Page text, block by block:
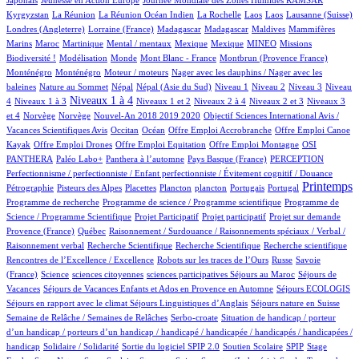
Kyrgyzstan
5/875 La Réunion
3/875 La Réunion Océan Indien
1/875 La Rochelle
1/875 Laos
1/875 Laos
2/875 Lausanne (Suisse)
55/875
Londres (Angleterre)
1/875 Lorraine (France)
4/875 Madagascar
4/875 Madagascar
1/875 Maldives
1/875
Mammifères
Marins
8/875 Maroc
6/875 Martinique
2/875 Mental / mentaux
1/875 Mexique
1/875 Mexique
29/875 MINEO
36/875
Missions
Biodiversité !
1/875 Modélisation
4/875 Monde
1/875 Mont Blanc - France
8/875 Montbrun (Provence France)
11/875
Monténégro
11/875 Monténégro
2/875 Moteur / moteurs
1/875
Nager avec les dauphins / Nager avec les
baleines
3/875 Nature au Sommet
14/875 Népal
14/875 Népal (Asie du Sud)
13/875 Niveau 1
10/875 Niveau 2
12/875 Niveau 3
114/875
Niveau
4
125/875
Niveaux 1 à 3
364/875 Niveaux 1 à 4
13/875 Niveaux 1 et 2
44/875 Niveaux 2 à 4
15/875 Niveaux 2 et 3
150/875
Niveaux 3
et 4
2/875Norvège
2/875 Norvège
13/875 Nouvel-An 2018 2019 2020
1/875
Objectif Sciences International Avis /
Vacances Scientifiques Avis
7/875 Occitan
170/875 Océan
1/875 Offre Emploi Accrobranche
1/875
Offre Emploi Canoe
Kayak
1/875Offre Emploi Drones
2/875 Offre Emploi Equitation
1/875 Offre Emploi Montagne
108/875
OSI
PANTHERA
90/875 Paléo Labo+
107/875 Panthera à l’automne
5/875 Pays Basque (France)
49/875 PERCEPTION
2/875
Perfectionnisme / perfectionniste / Enfant perfectionniste / Évitement cognitif / Douance
9/875
Pétrographie
5/875 Pisteurs des Alpes
3/875 Placettes
1/875 Plancton
1/875 plancton
11/875 Portugais
1/875 Portugal
413/875 Printemps
1/875
Programme de recherche
1/875 Programme de science / Programme scientifique
2/875
Programme de
Science / Programme Scientifique
1/875 Projet Participatif
1/875 Projet participatif
14/875 Projet sur demande
73/875
Provence (France)
4/875 Québec
2/875
Raisonnement / Surdouance / Raisonnements spéciaux / Verbal /
Raisonnement verbal
1/875 Recherche Scientifique
2/875 Recherche Scientifique
1/875 Recherche scientifique
1/875
Rencontres de l’Excellence / Excellence
4/875 Robots sur les traces de l’Ours
101/875 Russe
4/875
Savoie
(France)
10/875Science
1/875 sciences citoyennes
1/875 sciences participatives
1/875 Séjours au Maroc
100/875
Séjours de
Vacances
65/875 Séjours de Vacances Enfants et Ados en Provence en Automne
4/875 Séjours ECOLOGIS
14/875
Séjours en rapport avec le climat
64/875 Séjours Linguistiques d’Anglais
10/875 Séjours nature en Suisse
100/875
Semaine de Relâche / Semaines de Relâches
11/875 Serbo-croate
2/875
Situation de handicap / porteur
d’un handicap / porteurs d’un handicap / handicapé / handicapée / handicapés / handicapées /
handicap
2/875 Solidaire / Solidarité
3/875 Sortie du logiciel SPIP 2.0
55/875 Soutien Scolaire
3/875 SPIP
1/875
Stage